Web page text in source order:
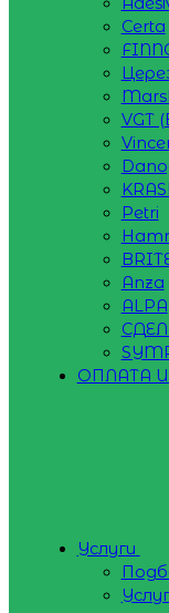
Certa
VGT
Petri
Anza
ALPA
ОПЛАТА
Услуги